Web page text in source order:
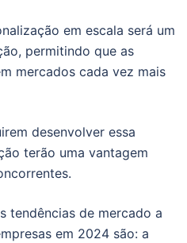
em escala será um
permitindo que as
mercados cada vez mais
desenvolver essa
terão uma vantagem
tendências de mercado a
em 2024 são: a